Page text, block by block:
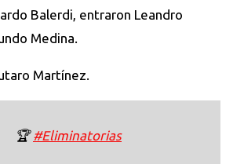
Balerdi, entraron Leandro
Medina.
Martínez.
🏆#Eliminatorias